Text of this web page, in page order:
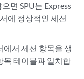
면 SPU는 Express
에 정상적인 세션
서 세션 항목을 생
목 테이블과 일치합